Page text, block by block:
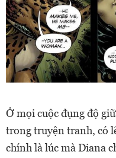
Ở mọi cuộc đụng độ
trong truyện tranh, có
chính là lúc mà Diana